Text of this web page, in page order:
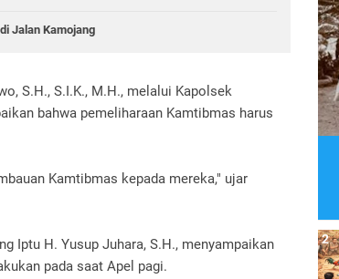
Jalan Kamojang
S.H., S.I.K., M.H., melalui Kapolsek
bahwa pemeliharaan Kamtibmas harus
Kamtibmas kepada mereka," ujar
Iptu H. Yusup Juhara, S.H., menyampaikan
pada saat Apel pagi.